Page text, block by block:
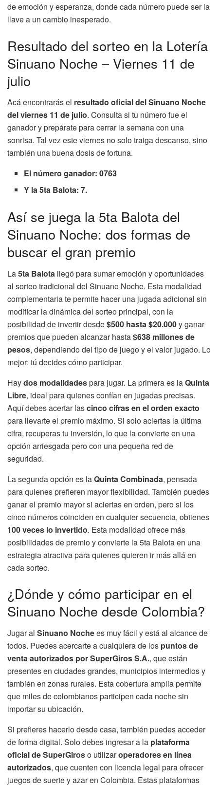
de emoción y esperanza, donde cada número puede ser la
llave a un cambio inesperado.
Resultado del sorteo en la Lotería
Sinuano Noche – Viernes 11 de
julio
Acá encontrarás el resultado oficial del Sinuano Noche
del viernes 11 de julio. Consulta si tu número fue el
ganador y prepárate para cerrar la semana con una
sonrisa. Tal vez este viernes no solo traiga descanso, sino
también una buena dosis de fortuna.
El número ganador: 0763
Y la 5ta Balota: 7.
Así se juega la 5ta Balota del
Sinuano Noche: dos formas de
buscar el gran premio
La5ta Balota llegó para sumar emoción y oportunidades
al sorteo tradicional del Sinuano Noche. Esta modalidad
complementaria te permite hacer una jugada adicional sin
modificar la dinámica del sorteo principal, con la
posibilidad de invertir desde$500 hasta $20.000y ganar
premios que pueden alcanzar hasta$638 millones de
pesos, dependiendo del tipo de juego y el valor jugado. Lo
mejor: tú decides cómo participar.
Haydos modalidadespara jugar. La primera es laQuinta
Libre, ideal para quienes confían en jugadas precisas.
Aquí debes acertar lascinco cifras en el orden exacto
para llevarte el premio máximo. Si solo aciertas la última
cifra, recuperas tu inversión, lo que la convierte en una
opción arriesgada pero con una pequeña red de
seguridad.
La segunda opción es laQuinta Combinada, pensada
para quienes prefieren mayor flexibilidad. También puedes
ganar el premio mayor si aciertas en orden, pero si los
cinco números coinciden en cualquier secuencia, obtienes
100 veces lo invertido. Esta modalidad ofrece más
posibilidades de premio y convierte la 5ta Balota en una
estrategia atractiva para quienes quieren ir más allá en
cada sorteo.
¿Dónde y cómo participar en el
Sinuano Noche desde Colombia?
Jugar al Sinuano Nochees muy fácil y está al alcance de
todos. Puedes acercarte a cualquiera de los puntos de
venta autorizados por SuperGiros S.A., que están
presentes en ciudades grandes, municipios intermedios y
también en zonas rurales. Esta cobertura amplia permite
que miles de colombianos participen cada noche sin
importar su ubicación.
Si prefieres hacerlo desde casa, también puedes acceder
de forma digital. Solo debes ingresar a la plataforma
oficial de SuperGiroso utilizaroperadores en línea
autorizados, que cuenten con licencia legal para ofrecer
juegos de suerte y azar en Colombia. Estas plataformas